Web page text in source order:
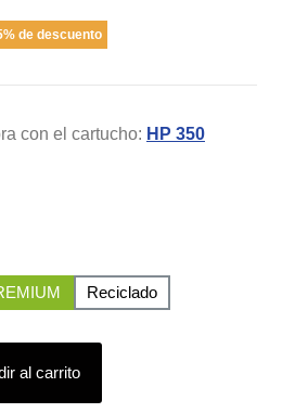
de descuento
con el cartucho: HP 350
Reciclado
al carrito